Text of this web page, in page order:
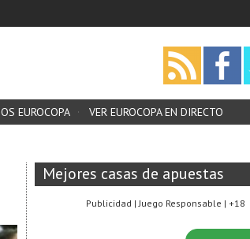
EUROCOPA VER EUROCOPA EN DIRECTO
Mejores casas de apuestas
Publicidad | Juego Responsable | +18